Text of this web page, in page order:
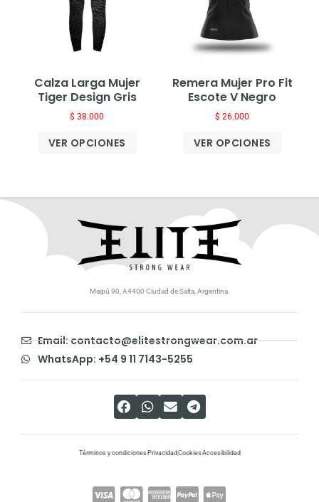
Calza Larga Mujer
Tiger Design Gris
$ 38.000
VER OPCIONES
Remera Mujer Pro Fit
Escote V Negro
$ 26.000
VER OPCIONES
Maipú 90, A4400 Ciudad de Salta, Argentina.
Email: contacto@elitestrongwear.com.ar
WhatsApp: +54 9 11 7143-5255
Términos y condiciones PrivacidadCookiesAccesibilidad